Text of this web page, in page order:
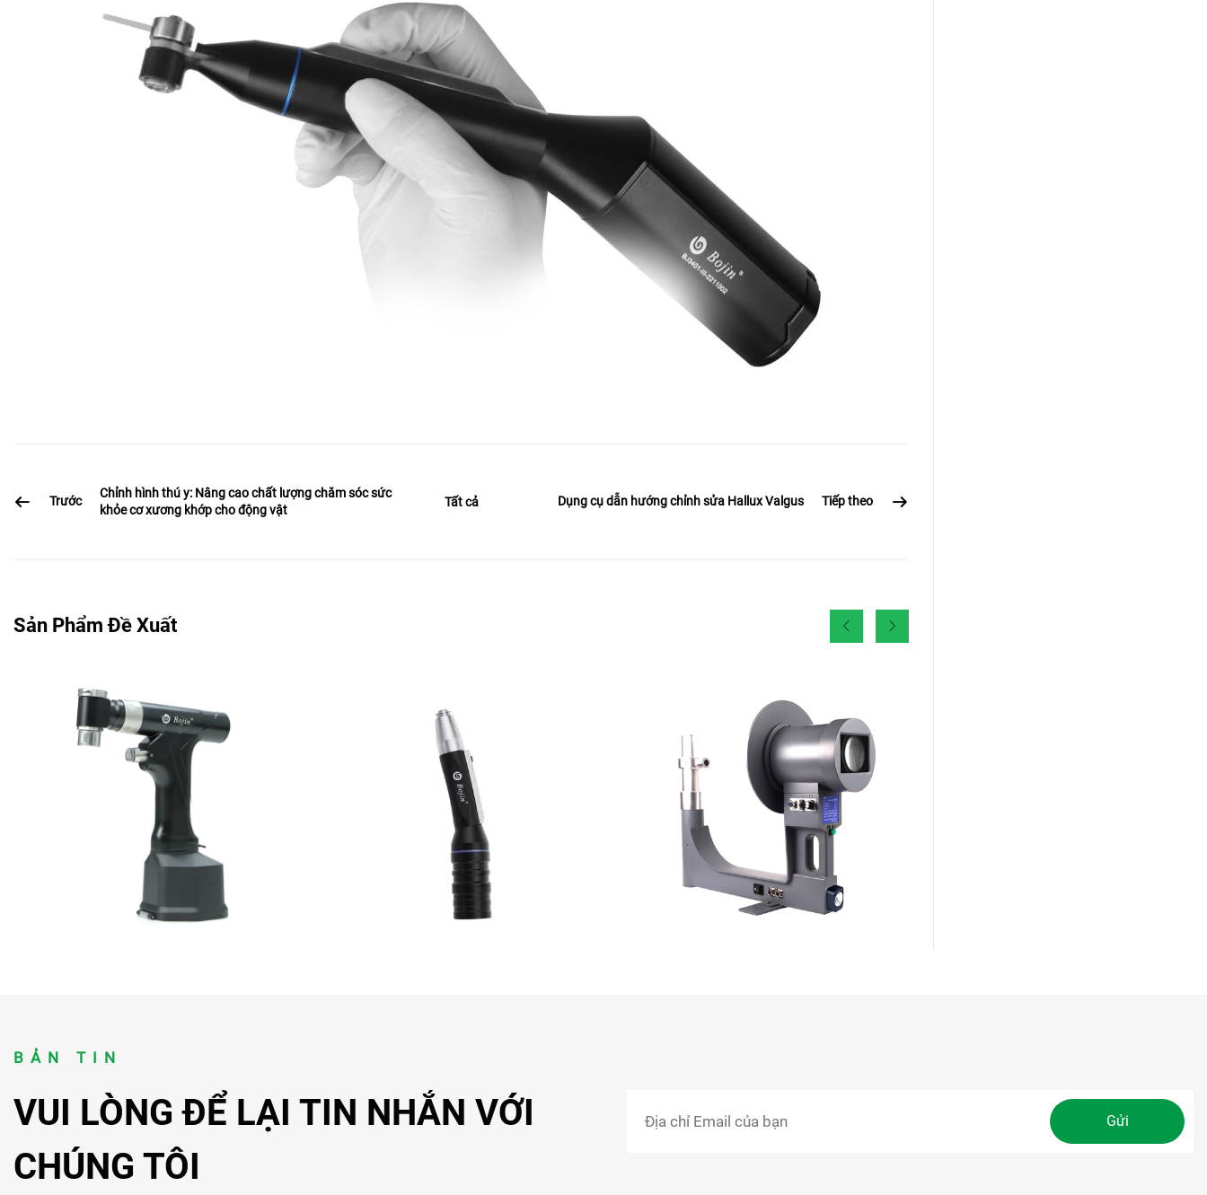
Trước
Chỉnh hình thú y: Nâng cao chất lượng chăm sóc sức
khỏe cơ xương khớp cho động vật
Tất cả Dụng cụ dẫn hướng chỉnh sửa Hallux Valgus Tiếp theo
Sản Phẩm Đề Xuất
BẢN TIN
VUI LÒNG ĐỂ LẠI TIN NHẮN VỚI
CHÚNG TÔI